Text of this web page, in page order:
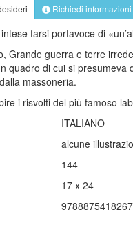
Richiedi informazioni
farsi portavoce di
Grande guerra e terre
quadro di cui si
massoneria.
i risvolti del più famoso
ITALIANO
alcune
144
17 x 24
9788875418267